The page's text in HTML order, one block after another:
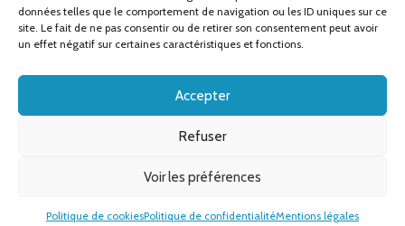
données telles que le comportement de navigation ou les ID uniques sur ce
site. Le fait de ne pas consentir ou de retirer son consentement peut avoir
un effet négatif sur certaines caractéristiques et fonctions.
Accepter
Refuser
Voir les préférences
Politique de cookiesPolitique de confidentialitéMentions légales
Coaching professionnel
Accompagnements
2026 © Copyright LMVA Performances –
réservés